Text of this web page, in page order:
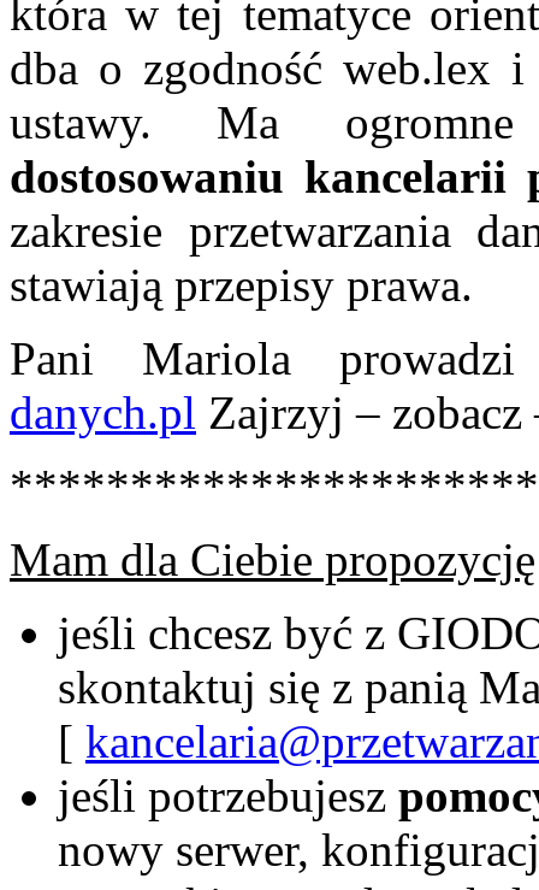
która w tej tematyce
dba o zgodność web.lex
ustawy. Ma
dostosowaniu kancelarii
zakresie przetwarzania
stawiają przepisy prawa.
Pani Mariola
danych.pl Zajrzyj –
Mam dla Ciebie
jeśli chcesz być z
skontaktuj się z panią
[
jeśli potrzebujesz
nowy serwer,